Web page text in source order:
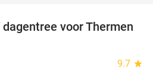
25%
voor Thermen
9.7 star